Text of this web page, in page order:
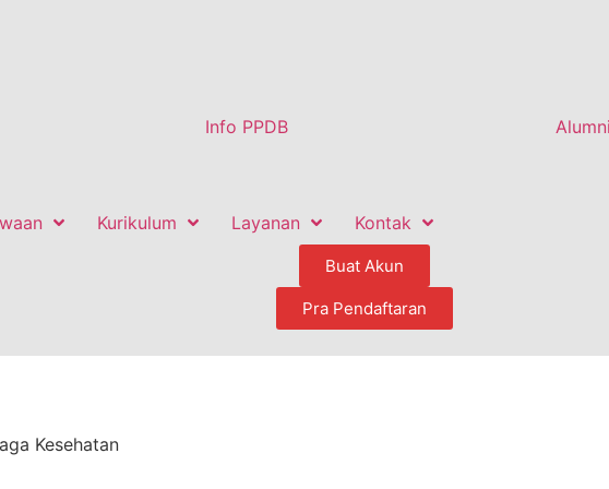
Info PPDB Alumni
Kurikulum Layanan Kontak
Buat Akun
Pra Pendaftaran
Kesehatan